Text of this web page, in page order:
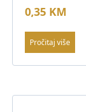
0,35 KM
Pročitaj više